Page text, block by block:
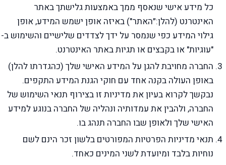
כל מידע אישי שנאסף ממך באמצעות גלישתך באתר
האינטרנט (להלן:״האתר") באיזה אופן ישמש המידע, אופן
גילוי המידע כפי שנמסר על ידך לצדדים שלישיים והשימוש ב-
"עוגיות" או בקבצים או תגיות באתר האינטרנט.
החברה מחויבת להגן על המידע האישי שלך (כהגדרתו להלן)
באופן העולה בקנה אחד עם חוקי הגנת המידע התקפים.
נבקשך לקרוא בעיון את מדיניות זו בצירוף תנאי השימוש של
החברה, ולהבין את עמדותיה ונהליה של החברה בנוגע למידע
האישי שלך ולאופן שבו החברה תנהג בו.
תנאי מדיניות הפרטיות המפורטים בלשון זכר הינם לשם
נוחיות בלבד ומיועדת לשני המינים כאחד.